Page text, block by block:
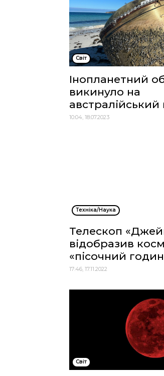
Cвіт
Інопланетний
викинуло на
10:04, 18.07.2023
Техніка/Наука
Телескоп
відобразив
«пісочний
17:46, 17.11.2022
Cвіт